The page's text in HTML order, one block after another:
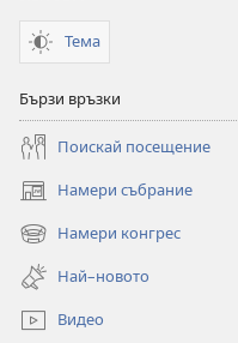
Тема
Бързи връзки
Поискай посещение
Намери събрание
(отваря
нов
прозорец)
Намери конгрес
(отваря
нов
прозорец)
Най–новото
Видео